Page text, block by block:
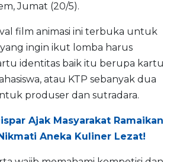
Jumat (20/5).
film animasi ini terbuka untuk
ingin ikut lomba harus
identitas baik itu berupa kartu
atau KTP sebanyak dua
produser dan sutradara.
Ajak Masyarakat Ramaikan
Aneka Kuliner Lezat!